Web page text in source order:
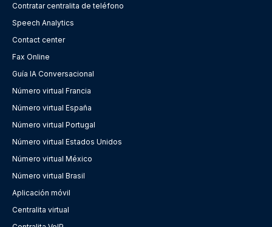
Contratar centralita de teléfono
Speech Analytics
Contact center
Fax Online
Guía IA Conversacional
Número virtual Francia
Número virtual España
Número virtual Portugal
Número virtual Estados Unidos
Número virtual México
Número virtual Brasil
Aplicación móvil
Centralita virtual